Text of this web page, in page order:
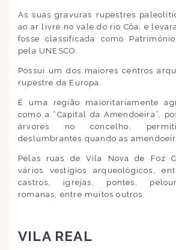
As suas gravuras rupestres
ao ar livre no vale do rio Côa, e
fosse classificada como
pela UNESCO.
Possui um dos maiores centros
rupestre da Europa.
É uma região maioritariamente
como a “Capital da Amendoeira”,
árvores no concelho,
deslumbrantes quando as
Pelas ruas de Vila Nova de Foz
vários vestígios arqueológicos,
castros, igrejas, pontes,
romanas, entre muitos outros.
VILA REAL